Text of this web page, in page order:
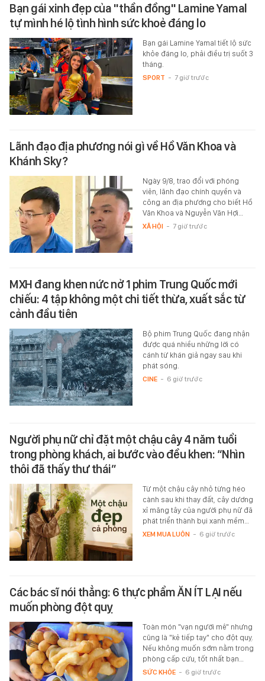
Bạn gái xinh đẹp của "thần đồng" Lamine Yamal
tự mình hé lộ tình hình sức khoẻ đáng lo
Bạn gái Lamine Yamal tiết lộ sức
khỏe đáng lo, phải điều trị suốt 3
tháng.
SPORT - 7 giờ trước
Lãnh đạo địa phương nói gì về Hồ Văn Khoa và
Khánh Sky?
Ngày 9/8, trao đổi với phóng
viên, lãnh đạo chính quyền và
công an địa phương cho biết Hồ
Văn Khoa và Nguyễn Văn Hợi…
XÃ HỘI - 7 giờ trước
MXH đang khen nức nở 1 phim Trung Quốc mới
chiếu: 4 tập không một chi tiết thừa, xuất sắc từ
cảnh đầu tiên
Bộ phim Trung Quốc đang nhận
được quá nhiều những lời có
cánh từ khán giả ngay sau khi
phát sóng.
CINE - 6 giờ trước
Người phụ nữ chỉ đặt một chậu cây 4 năm tuổi
trong phòng khách, ai bước vào đều khen: “Nhìn
thôi đã thấy thư thái”
Từ một chậu cây nhỏ từng héo
cành sau khi thay đất, cây dương
xỉ măng tây của người phụ nữ đã
phát triển thành bụi xanh mềm…
XEM MUA LUÔN - 6 giờ trước
Các bác sĩ nói thẳng: 6 thực phẩm ĂN ÍT LẠI nếu
muốn phòng đột quỵ
Toàn món "vạn người mê" nhưng
cũng là "kẻ tiếp tay" cho đột quỵ.
Nếu không muốn sớm nằm trong
phòng cấp cứu, tốt nhất bạn…
SỨC KHỎE - 6 giờ trước